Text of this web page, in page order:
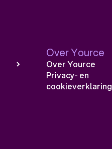
Over Yource
Over Yource
Privacy- en
cookieverklaring